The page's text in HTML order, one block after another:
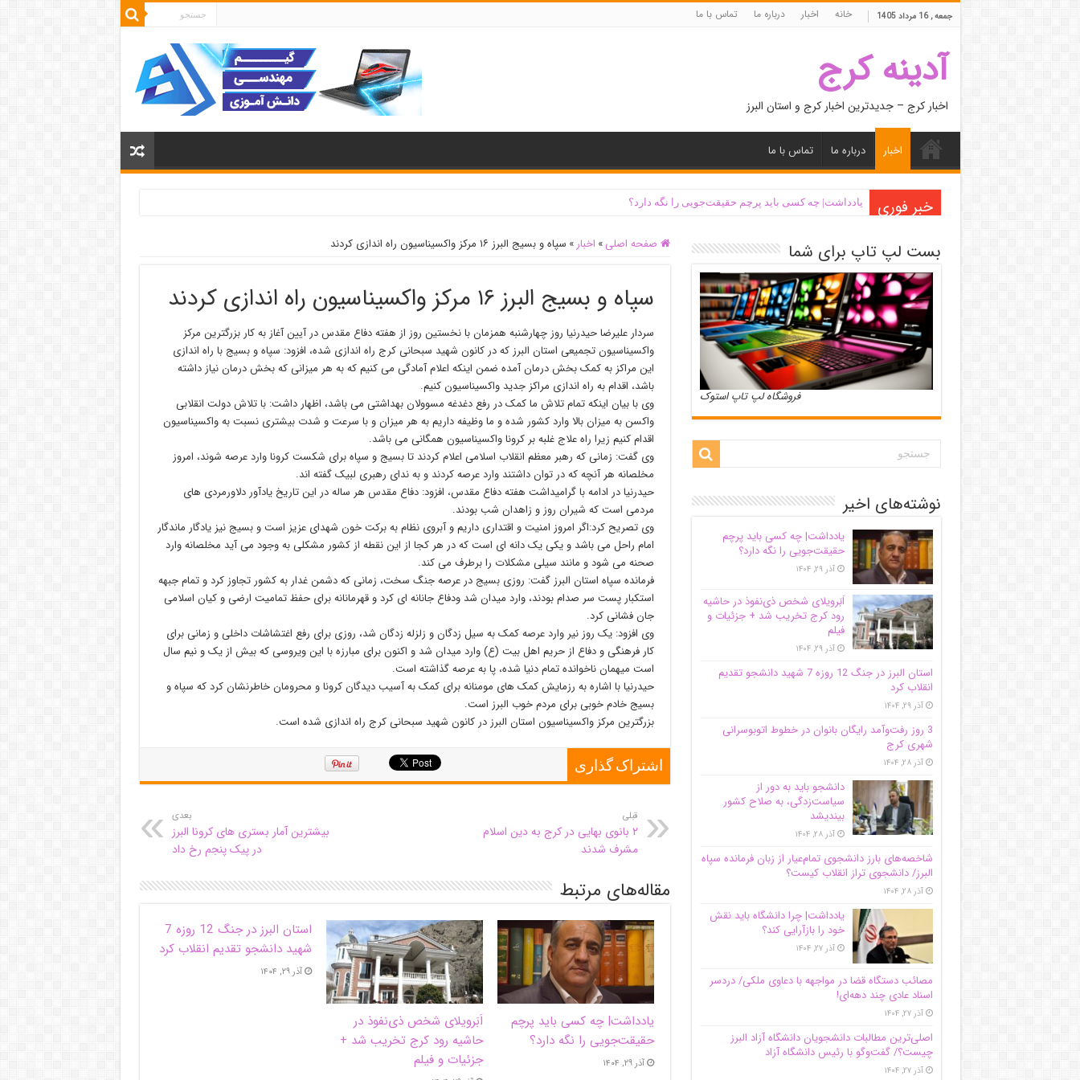
جمعه , 16 مرداد 1405 خانه اخبار درباره ما تماس با ما
آدینه کرج
اخبار کرج – جدیدترین اخبار کرج و استان البرز
اخبار درباره ما تماس با ما
خبر فوری یادداشت| ‌چه کسی باید پرچم حقیقت‌جویی را نگه دارد؟
صفحه اصلی » اخبار » سپاه و بسیج البرز ۱۶ مرکز واکسیناسیون راه اندازی کردند
سپاه و بسیج البرز ۱۶ مرکز واکسیناسیون راه اندازی کردند
سردار علیرضا حیدرنیا روز چهارشنبه همزمان با نخستین روز از هفته دفاع مقدس در آیین آغاز به کار بزرگترین مرکز
واکسیناسیون تجمیعی استان البرز که در کانون شهید سبحانی کرج راه اندازی شده، افزود: سپاه و بسیج با راه اندازی
این مراکز به کمک بخش درمان آمده ضمن اینکه اعلام آمادگی می کنیم که به هر میزانی که بخش درمان نیاز داشته
باشد، اقدام به راه اندازی مراکز جدید واکسیناسیون کنیم.
وی با بیان اینکه تمام تلاش ما کمک در رفع دغدغه مسوولان بهداشتی می باشد، اظهار داشت: با تلاش دولت انقلابی
واکسن به میزان بالا وارد کشور شده و ما وظیفه داریم به هر میزان و با سرعت و شدت بیشتری نسبت به واکسیناسیون
اقدام کنیم زیرا راه علاج غلبه بر کرونا واکسیناسیون همگانی می باشد.
وی گفت: زمانی که رهبر معظم انقلاب اسلامی اعلام کردند تا بسیج و سپاه برای شکست کرونا وارد عرصه شوند، امروز
مخلصانه هر آنچه که در توان داشتند وارد عرصه کردند و به ندای رهبری لبیک گفته اند.
حیدرنیا در ادامه با گرامیداشت هفته دفاع مقدس، افزود: دفاع مقدس هر ساله در این تاریخ یادآور دلاورمردی های
مردمی است که شیران روز و زاهدان شب بودند.
وی تصریح کرد:‌اگر امروز امنیت و اقتداری داریم و آبروی نظام به برکت خون شهدای عزیز است و بسیج نیز یادگار ماندگار
امام راحل می باشد و یکی یک دانه ای است که در هر کجا از این نقطه از کشور مشکلی به وجود می آید مخلصانه وارد
صحنه می شود و مانند سیلی مشکلات را برطرف می کند.
فرمانده سپاه استان البرز گفت: روزی بسیج در عرصه جنگ سخت، زمانی که دشمن غدار به کشور تجاوز کرد و تمام جبهه
استکبار پست سر صدام بودند، وارد میدان شد ودفاع جانانه ای کرد و قهرمانانه برای حفظ تمامیت ارضی و کیان اسلامی
جان فشانی کرد.
وی افزود: یک روز نیر وارد عرصه کمک به سیل زدگان و زلزله زدگان شد، روزی برای رفع اغتشاشات داخلی و زمانی برای
کار فرهنگی و دفاع از حریم اهل بیت (ع) وارد میدان شد و اکنون برای مبارزه با این ویروسی که بیش از یک و نیم سال
است میهمان ناخوانده تمام دنیا شده، پا به عرصه گذاشته است.
حیدرنیا با اشاره به رزمایش کمک های مومنانه برای کمک به آسیب دیدگان کرونا و محرومان خاطرنشان کرد که سپاه و
بسیج خادم خوبی برای مردم خوب البرز است.
بزرگترین مرکز واکسیناسیون استان البرز در کانون شهید سبحانی کرج راه اندازی شده است.
اشتراک گذاری
قبلی
۲ بانوی بهایی در کرج به دین اسلام
مشرف شدند
بعدی
بیشترین آمار بستری های کرونا البرز
در پیک پنجم رخ داد
مقاله‌های مرتبط
یادداشت| ‌چه کسی باید پرچم
حقیقت‌جویی را نگه دارد؟
آذر ۲۹, ۱۴۰۴
اَبَر‌ویلای شخص ذی‌نفوذ در
حاشیه‌ رود کرج تخریب شد +
جزئیات و فیلم
استان البرز در جنگ 12 روزه 7
شهید دانشجو تقدیم انقلاب کرد
آذر ۲۹, ۱۴۰۴
بست لپ تاپ برای شما
فروشگاه لپ تاپ استوک
نوشته‌های اخیر
یادداشت| ‌چه کسی باید پرچم
حقیقت‌جویی را نگه دارد؟
آذر ۲۹, ۱۴۰۴
اَبَر‌ویلای شخص ذی‌نفوذ در حاشیه‌
رود کرج تخریب شد + جزئیات و
فیلم
آذر ۲۹, ۱۴۰۴
استان البرز در جنگ 12 روزه 7 شهید دانشجو تقدیم
انقلاب کرد
آذر ۲۹, ۱۴۰۴
3 روز رفت‌وآمد رایگان بانوان در خطوط اتوبوسرانی
شهری کرج
آذر ۲۸, ۱۴۰۴
دانشجو باید به دور از
سیاست‌زدگی، به صلاح کشور
بیندیشد
آذر ۲۸, ۱۴۰۴
شاخصه‌های بارز دانشجوی تمام‌عیار از زبان فرمانده سپاه
البرز/ دانشجوی تراز انقلاب کیست؟
آذر ۲۸, ۱۴۰۴
یادداشت| چرا دانشگاه باید نقش
خود را بازآرایی کند؟
آذر ۲۷, ۱۴۰۴
مصائب دستگاه قضا در مواجهه با دعاوی ملکی/ دردسر
اسناد عادی چند‌ دهه‌ای!
آذر ۲۷, ۱۴۰۴
اصلی‌ترین مطالبات دانشجویان دانشگاه آزاد البرز
چیست؟/ گفت‌وگو با رئیس دانشگاه آز‌اد
آذر ۲۷, ۱۴۰۴